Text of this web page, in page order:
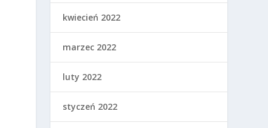
kwiecień 2022
marzec 2022
luty 2022
styczeń 2022